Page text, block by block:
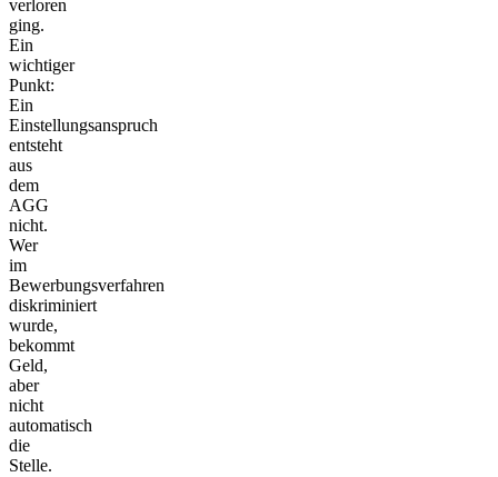
verloren
ging.
Ein
wichtiger
Punkt:
Ein
Einstellungsanspruch
entsteht
aus
dem
AGG
nicht.
Wer
im
Bewerbungsverfahren
diskriminiert
wurde,
bekommt
Geld,
aber
nicht
automatisch
die
Stelle.